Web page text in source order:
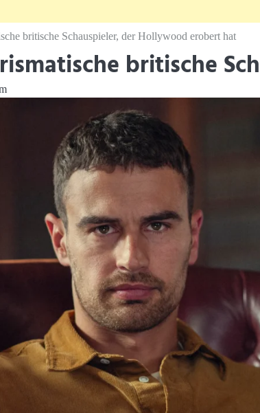
britische Schauspieler, der Hollywood erobert hat
britische